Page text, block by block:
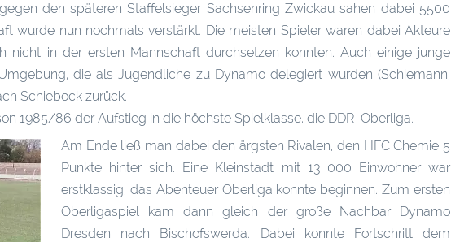
den späteren Staffelsieger Sachsenring Zwickau sahen dabei 5500
wurde nun nochmals verstärkt. Die meisten Spieler waren dabei Akteure
nicht in der ersten Mannschaft durchsetzen konnten. Auch einige junge
die als Jugendliche zu Dynamo delegiert wurden (Schiemann,
Schiebock zurück.
1985/86 der Aufstieg in die höchste Spielklasse, die DDR-Oberliga.
Am Ende ließ man dabei den ärgsten Rivalen, den HFC Chemie 5
Punkte hinter sich. Eine Kleinstadt mit 13 000 Einwohner war
erstklassig, das Abenteuer Oberliga konnte beginnen. Zum ersten
Oberligaspiel kam dann gleich der große Nachbar Dynamo
Dresden nach Bischofswerda. Dabei konnte Fortschritt dem